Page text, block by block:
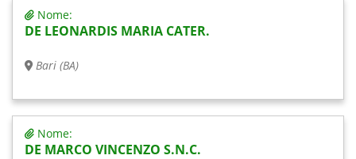
Nome:
DE LEONARDIS MARIA CATER.
Bari (BA)
Nome:
DE MARCO VINCENZO S.N.C.